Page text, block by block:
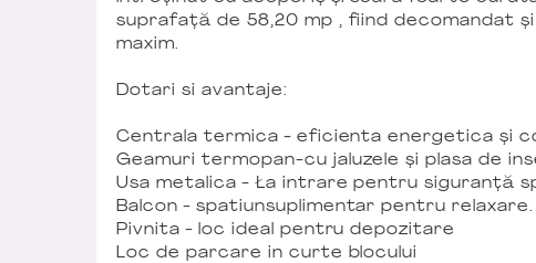
suprafață de 58,20 mp , fiind
maxim.
Dotari si avantaje:
Centrala termica - eficienta energetica și
Geamuri termopan-cu jaluzele și plasa de
Usa metalica - Ła intrare pentru siguranță
Balcon - spatiunsuplimentar pentru relaxare.
Pivnita - loc ideal pentru depozitare
Loc de parcare in curte blocului